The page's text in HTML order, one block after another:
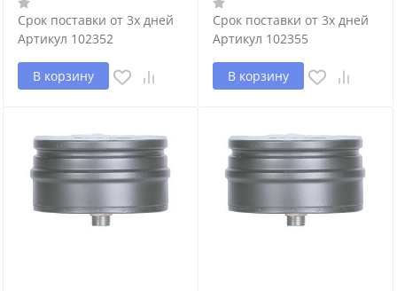
Срок поставки от 3х дней
Артикул 102352
В корзину
Срок поставки от 3х дней
Артикул 102355
В корзину